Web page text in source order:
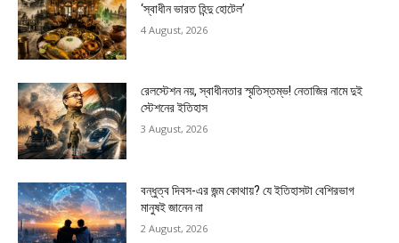
‘স্বাধীন ভারত হিন্দু হোটেল’
4 August, 2026
রেলস্টেশন নয়, স্বাধীনতার স্মৃতিস্তম্ভ! নেতাজির নামে দুই
স্টেশনের ইতিহাস
3 August, 2026
বন্ধুত্ব দিবস-এর জন্ম কোথায়? যে ইতিহাসটা বেশিরভাগ
মানুষই জানেন না
2 August, 2026